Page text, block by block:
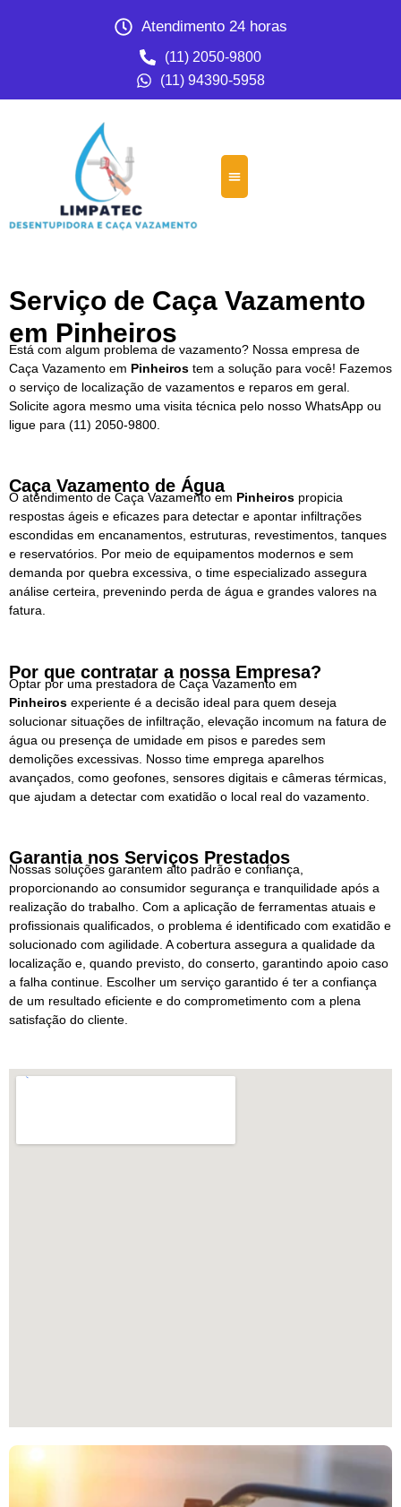
Atendimento 24 horas
(11) 2050-9800
(11) 94390-5958
Serviço de Caça Vazamento
em Pinheiros
Está com algum problema de vazamento? Nossa empresa de
Caça Vazamento em Pinheiros tem a solução para você! Fazemos
o serviço de localização de vazamentos e reparos em geral.
Solicite agora mesmo uma visita técnica pelo nosso WhatsApp ou
ligue para (11) 2050-9800.
Caça Vazamento de Água
O atendimento de Caça Vazamento em Pinheiros propicia
respostas ágeis e eficazes para detectar e apontar infiltrações
escondidas em encanamentos, estruturas, revestimentos, tanques
e reservatórios. Por meio de equipamentos modernos e sem
demanda por quebra excessiva, o time especializado assegura
análise certeira, prevenindo perda de água e grandes valores na
fatura.
Por que contratar a nossa Empresa?
Optar por uma prestadora de Caça Vazamento em
Pinheiros experiente é a decisão ideal para quem deseja
solucionar situações de infiltração, elevação incomum na fatura de
água ou presença de umidade em pisos e paredes sem
demolições excessivas. Nosso time emprega aparelhos
avançados, como geofones, sensores digitais e câmeras térmicas,
que ajudam a detectar com exatidão o local real do vazamento.
Garantia nos Serviços Prestados
Nossas soluções garantem alto padrão e confiança,
proporcionando ao consumidor segurança e tranquilidade após a
realização do trabalho. Com a aplicação de ferramentas atuais e
profissionais qualificados, o problema é identificado com exatidão e
solucionado com agilidade. A cobertura assegura a qualidade da
localização e, quando previsto, do conserto, garantindo apoio caso
a falha continue. Escolher um serviço garantido é ter a confiança
de um resultado eficiente e do comprometimento com a plena
satisfação do cliente.